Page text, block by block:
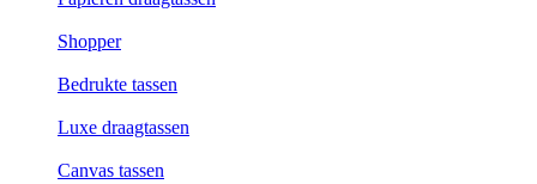
Shopper
Bedrukte tassen
Luxe draagtassen
Canvas tassen